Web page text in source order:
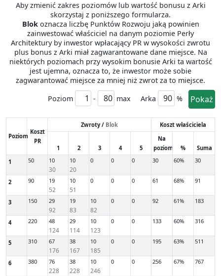
Aby zmienić zakres poziomów lub wartość bonusu z Arki
skorzystaj z poniższego formularza.
Blokoznacza liczbę Punktów Rozwoju jaką powinien
zainwestować właściciel na danym poziomie Perły
Architektury by inwestor wpłacający PR w wysokości zwrotu
plus bonus z Arki miał zagwarantowane dane miejsce. Na
niektórych poziomach przy wysokim bonusie Arki ta wartość
jest ujemna, oznacza to, że inwestor może sobie
zagwarantować miejsce za mniej niż zwrot za to miejsce.
Poziom
- max Arka % Pokaż
Poziom
Koszt
PR
Zwroty / Blok Koszt właściciela
1 2 3 4 5
Na
poziom
%
Suma
1
50 10
30
10
20
0 0 0 30 60% 30
2 90 19
52
10
51
0 0 0 61 68% 91
3 150 29
92
19
83
10
82
0 0 92 61% 183
4 220 48
124
29
114
10
123
0 0 133 60% 316
5 310 67
176
38
167
10
185
0 0 195 63% 511
6 380 76
228
38
228
10
246
0 0 256 67% 767